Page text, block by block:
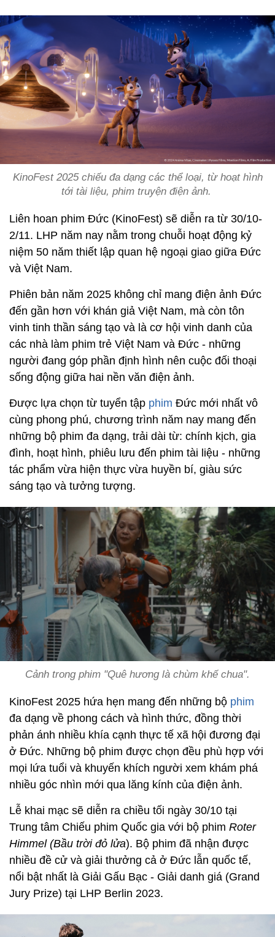
KinoFest 2025 chiếu đa dạng các thể loại, từ hoạt hình
tới tài liệu, phim truyện điện ảnh.
Liên hoan phim Đức (KinoFest) sẽ diễn ra từ 30/10-
2/11. LHP năm nay nằm trong chuỗi hoạt động kỷ
niệm 50 năm thiết lập quan hệ ngoại giao giữa Đức
và Việt Nam.
Phiên bản năm 2025 không chỉ mang điện ảnh Đức
đến gần hơn với khán giả Việt Nam, mà còn tôn
vinh tinh thần sáng tạo và là cơ hội vinh danh của
các nhà làm phim trẻ Việt Nam và Đức - những
người đang góp phần định hình nên cuộc đối thoại
sống động giữa hai nền văn điện ảnh.
Được lựa chọn từ tuyển tập phim Đức mới nhất vô
cùng phong phú, chương trình năm nay mang đến
những bộ phim đa dạng, trải dài từ: chính kịch, gia
đình, hoạt hình, phiêu lưu đến phim tài liệu - những
tác phẩm vừa hiện thực vừa huyền bí, giàu sức
sáng tạo và tưởng tượng.
Cảnh trong phim "Quê hương là chùm khế chua".
KinoFest 2025 hứa hẹn mang đến những bộ phim
đa dạng về phong cách và hình thức, đồng thời
phản ánh nhiều khía cạnh thực tế xã hội đương đại
ở Đức. Những bộ phim được chọn đều phù hợp với
mọi lứa tuổi và khuyến khích người xem khám phá
nhiều góc nhìn mới qua lăng kính của điện ảnh.
Lễ khai mạc sẽ diễn ra chiều tối ngày 30/10 tại
Trung tâm Chiếu phim Quốc gia với bộ phim Roter
Himmel (Bầu trời đỏ lửa). Bộ phim đã nhận được
nhiều đề cử và giải thưởng cả ở Đức lẫn quốc tế,
nổi bật nhất là Giải Gấu Bạc - Giải danh giá (Grand
Jury Prize) tại LHP Berlin 2023.